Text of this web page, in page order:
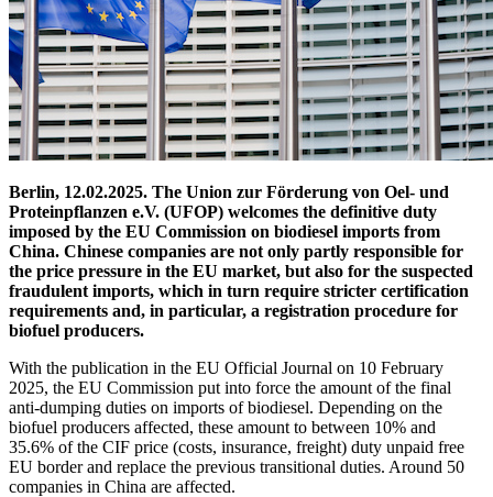
Berlin, 12.02.2025. The Union zur Förderung von Oel- und
Proteinpflanzen e.V. (UFOP) welcomes the definitive duty
imposed by the EU Commission on biodiesel imports from
China. Chinese companies are not only partly responsible for
the price pressure in the EU market, but also for the suspected
fraudulent imports, which in turn require stricter certification
requirements and, in particular, a registration procedure for
biofuel producers.
With the publication in the EU Official Journal on 10 February
2025, the EU Commission put into force the amount of the final
anti-dumping duties on imports of biodiesel. Depending on the
biofuel producers affected, these amount to between 10% and
35.6% of the CIF price (costs, insurance, freight) duty unpaid free
EU border and replace the previous transitional duties. Around 50
companies in China are affected.